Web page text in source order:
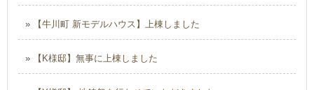
» 【牛川町 新モデルハウス】上棟しました
» 【K様邸】無事に上棟しました